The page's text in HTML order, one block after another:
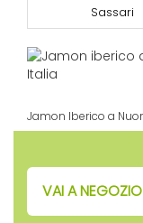
Sassari
Jamon Iberico a
VAI A NEGOZIO